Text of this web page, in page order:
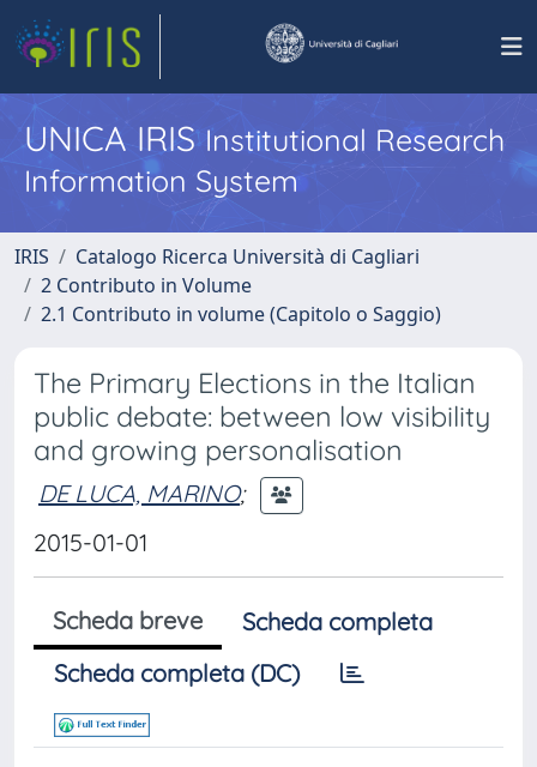
UNICA IRISInstitutional Research
Information System
IRIS
Catalogo Ricerca Università di Cagliari
2 Contributo in Volume
2.1 Contributo in volume (Capitolo o Saggio)
The Primary Elections in the Italian
public debate: between low visibility
and growing personalisation
DE LUCA, MARINO;
2015-01-01
Scheda breve
Scheda completa
Scheda completa (DC)